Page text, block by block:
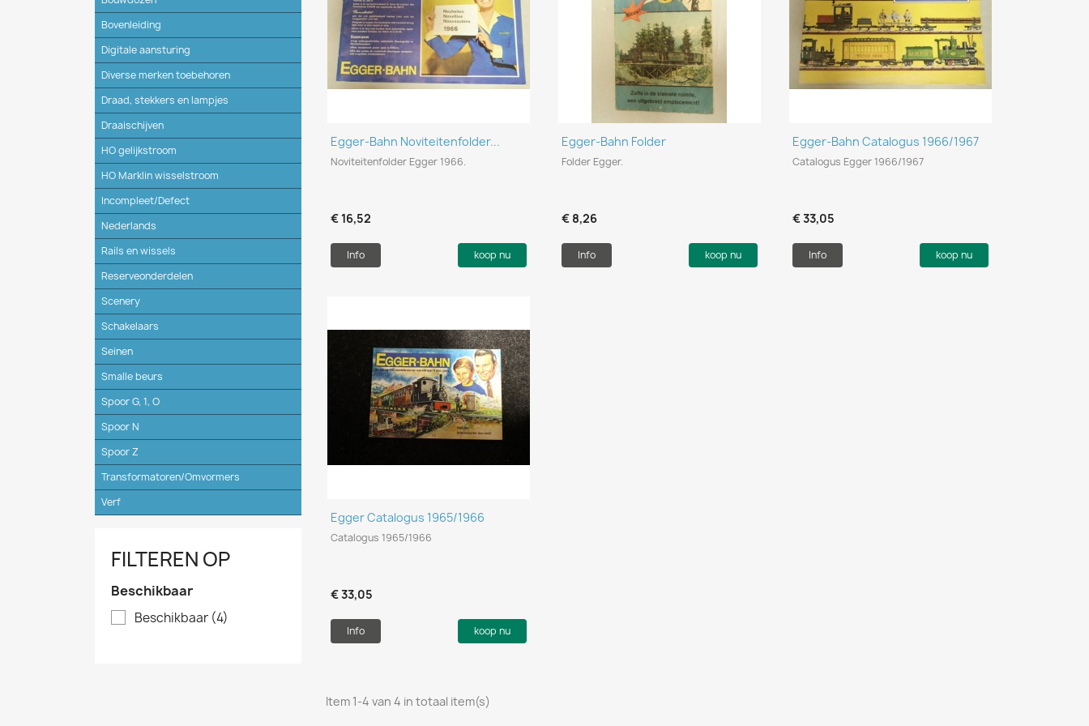
Bovenleiding
Digitale aansturing
Diverse merken toebehoren
Draad, stekkers en lampjes
Draaischijven
HO gelijkstroom
HO Marklin wisselstroom
Incompleet/Defect
Nederlands
Rails en wissels
Reserveonderdelen
Scenery
Schakelaars
Seinen
Smalle beurs
Spoor G, 1, O
Spoor N
Spoor Z
Transformatoren/Omvormers
Verf
FILTEREN OP
Beschikbaar
Beschikbaar (4)
Snel bekijken
Egger-Bahn Noviteitenfolder...
Noviteitenfolder Egger 1966.
€ 16,52
Info koop nu
Snel bekijken
Egger-Bahn Folder
Folder Egger.
€ 8,26
Info koop nu
Snel bekijken
Egger-Bahn Catalogus 1966/1967
Catalogus Egger 1966/1967
€ 33,05
Info koop nu
Snel bekijken
Egger Catalogus 1965/1966
Catalogus 1965/1966
€ 33,05
Info koop nu
Item 1-4 van 4 in totaal item(s)